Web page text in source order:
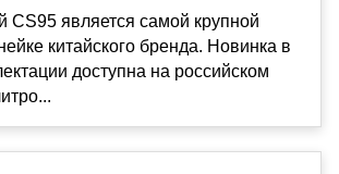
CS95 является самой крупной
китайского бренда. Новинка в
доступна на российском